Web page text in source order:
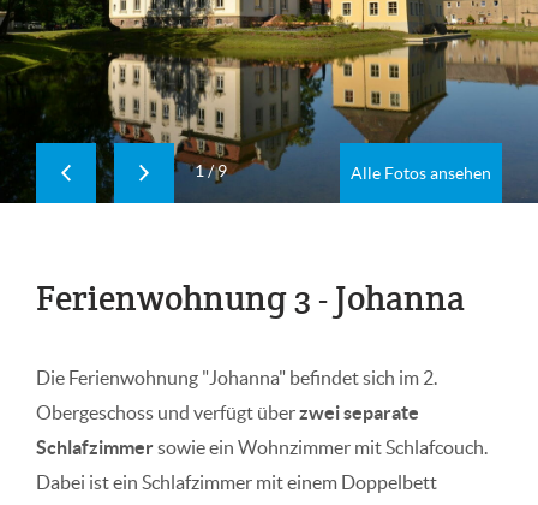
1/9 Alle Fotos ansehen
Ferienwohnung 3 - Johanna
Die Ferienwohnung "Johanna" befindet sich im 2.
Obergeschoss und verfügt überzwei separate
Schlafzimmersowie ein Wohnzimmer mit Schlafcouch.
Dabei ist ein Schlafzimmer mit einem Doppelbett